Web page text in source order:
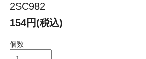
2SC982
154円(税込)
個数